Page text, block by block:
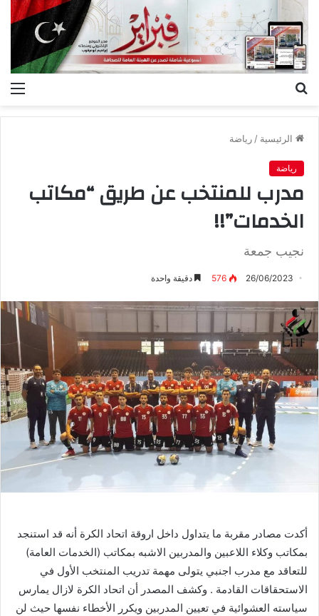
الرئيسية / رياضة
رياضة
مدرب للمنتخب عن طريق “مكاتب
الخدمات”!!
نجيب جمعة
26/06/2023
576 دقيقة واحدة
أكدت مصادر مقربة ما يتداول داخل اروقة اتحاد الكرة أنه قد استنجد
بمكاتب وكلاء اللاعبين والمدربين الاشبه بمكاتب (الخدمات العامة)
للتعاقد مع مدرب اجنبي يتولى مهمة تدريب المنتخب الأول في
الاستحقاقات القادمة . وكشف المصدر أن اتحاد الكرة لازال يمارس
سياسته العشوائية في تعيين المدربين ويكرر الأخطاء نفسها حيث لن